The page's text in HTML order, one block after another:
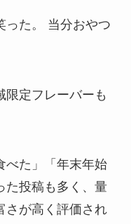
った。 当分おやつ
限定フレーバーも
べた」「年末年始
た投稿も多く、量
さが高く評価され